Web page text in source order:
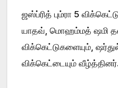
ஜஸ்ப்ரித் பும்ரா 5
யாதவ், மொஹம்மத் ஷமி
விக்கெட்டுகளையும்,
விக்கெட்டையும்